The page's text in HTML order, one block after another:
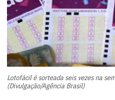
Lotofácil é sorteada seis vezes na
(Divulgação/Agência Brasil)